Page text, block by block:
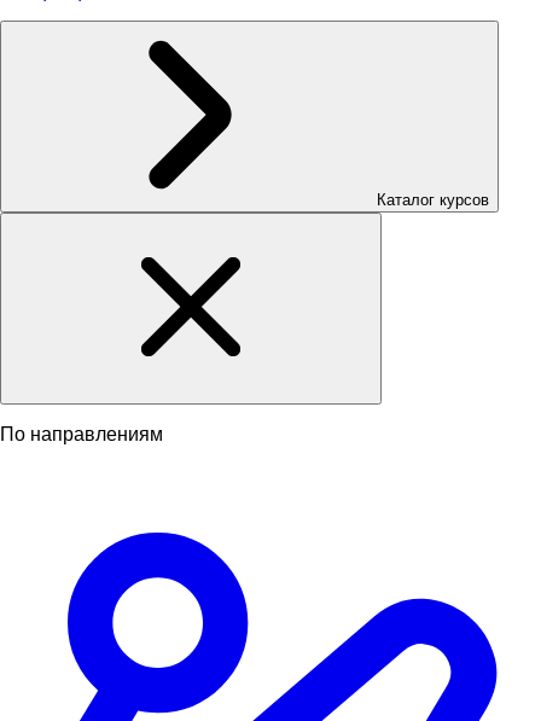
Каталог курсов
По направлениям